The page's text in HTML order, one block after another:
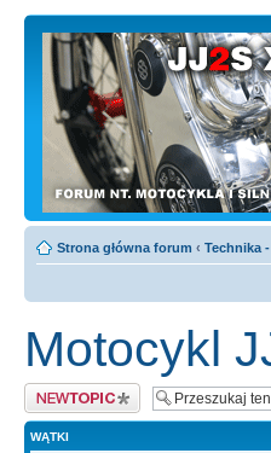
Strona główna forum ‹ Technika
Motocykl
Napisz wątek
WĄTKI